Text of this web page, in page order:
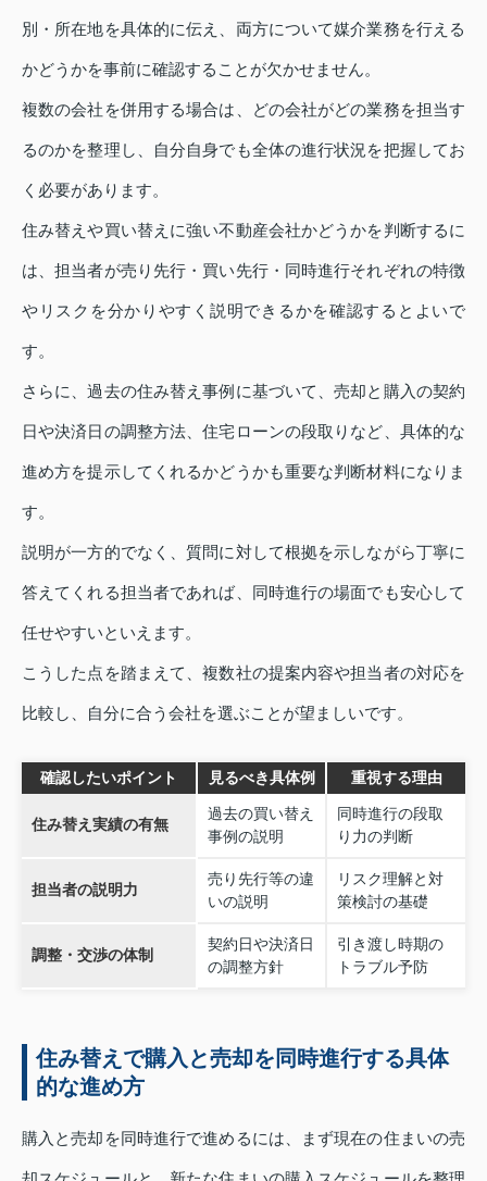
別・所在地を具体的に伝え、両方について媒介業務を行える
かどうかを事前に確認することが欠かせません。
複数の会社を併用する場合は、どの会社がどの業務を担当す
るのかを整理し、自分自身でも全体の進行状況を把握してお
く必要があります。
住み替えや買い替えに強い不動産会社かどうかを判断するに
は、担当者が売り先行・買い先行・同時進行それぞれの特徴
やリスクを分かりやすく説明できるかを確認するとよいで
す。
さらに、過去の住み替え事例に基づいて、売却と購入の契約
日や決済日の調整方法、住宅ローンの段取りなど、具体的な
進め方を提示してくれるかどうかも重要な判断材料になりま
す。
説明が一方的でなく、質問に対して根拠を示しながら丁寧に
答えてくれる担当者であれば、同時進行の場面でも安心して
任せやすいといえます。
こうした点を踏まえて、複数社の提案内容や担当者の対応を
比較し、自分に合う会社を選ぶことが望ましいです。
確認したいポイント 見るべき具体例 重視する理由
住み替え実績の有無
過去の買い替え
事例の説明
同時進行の段取
り力の判断
担当者の説明力
売り先行等の違
いの説明
リスク理解と対
策検討の基礎
調整・交渉の体制
契約日や決済日
の調整方針
引き渡し時期の
トラブル予防
住み替えで購入と売却を同時進行する具体
的な進め方
購入と売却を同時進行で進めるには、まず現在の住まいの売